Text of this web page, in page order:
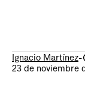
Ignacio Martínez-
23 de noviembre